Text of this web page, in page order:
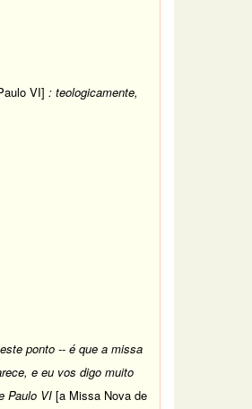
VI] : teologicamente,
ponto -- é que a missa
e eu vos digo muito
Paulo VI [a Missa Nova de